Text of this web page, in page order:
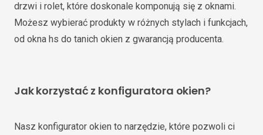
drzwi i rolet, które doskonale komponują się z oknami.
Możesz wybierać produkty w różnych stylach i funkcjach,
od okna hs do tanich okien z gwarancją producenta.
Jak korzystać z konfiguratora okien?
Nasz konfigurator okien to narzędzie, które pozwoli ci